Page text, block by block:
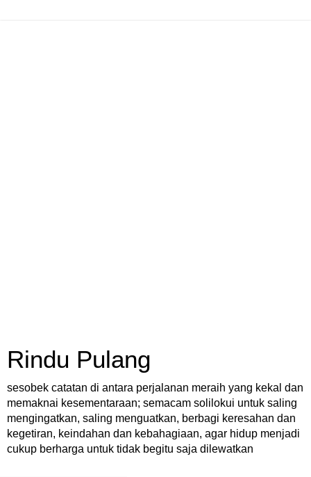
Rindu Pulang
sesobek catatan di antara perjalanan meraih yang kekal dan
memaknai kesementaraan; semacam solilokui untuk saling
mengingatkan, saling menguatkan, berbagi keresahan dan
kegetiran, keindahan dan kebahagiaan, agar hidup menjadi
cukup berharga untuk tidak begitu saja dilewatkan